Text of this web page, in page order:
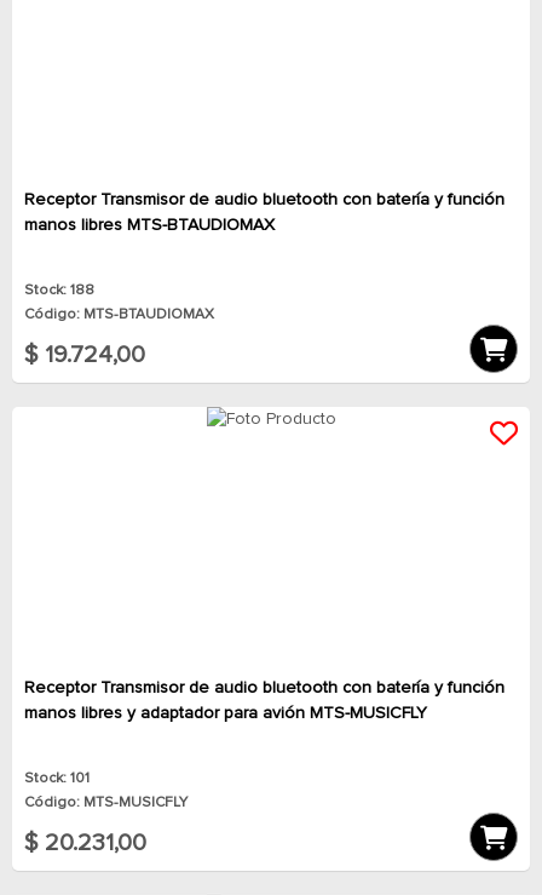
Receptor Transmisor de audio bluetooth con batería y función
manos libres MTS-BTAUDIOMAX
Stock: 188
Código: MTS-BTAUDIOMAX
$ 19.724,00
Receptor Transmisor de audio bluetooth con batería y función
manos libres y adaptador para avión MTS-MUSICFLY
Stock: 101
Código: MTS-MUSICFLY
$ 20.231,00